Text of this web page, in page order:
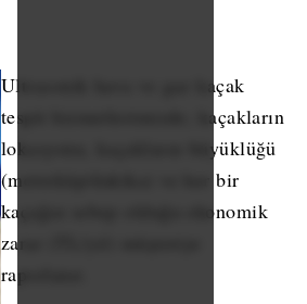
Ultrasonik hava ve gaz kaçak
tespit hizmetlerimizde; kaçakların
lokasyonu, kaçakların büyüklüğü
(metreküp/dakika) ve her bir
kaçağın sebep olduğu ekonomik
zarar (TL/yıl) müşteriye
raporlanır.